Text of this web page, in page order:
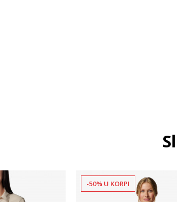
-50% U KORPI